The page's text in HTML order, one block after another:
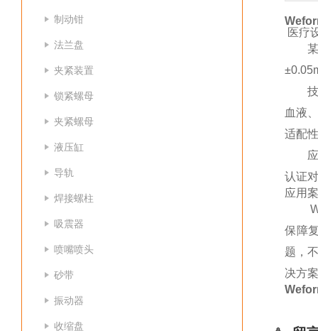
制动钳
法兰盘
夹紧装置
锁紧螺母
夹紧螺母
液压缸
导轨
焊接螺柱
吸震器
喷嘴喷头
砂带
振动器
收缩盘
医疗
血液
适配
认证
应用
保障
题，
决方